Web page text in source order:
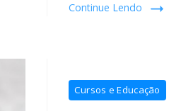
Continue Lendo
Cursos e Educação